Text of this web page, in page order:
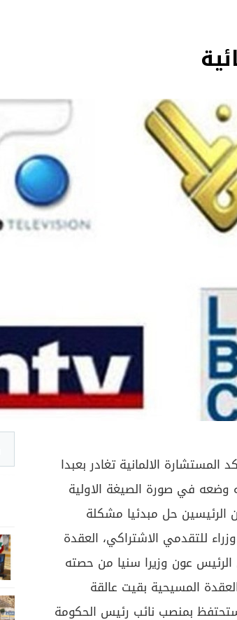
الالمانية تغادر بعبدا
وضعه في صورة الصيغة الاولية
الرئيسين حل مبدئيا مشكلة
للتقدمي الاشتراكي، العقدة
عون وزيرا سنيا من حصته
المسيحية بقيت عالقة
ستحتفظ بمنصب نائب رئيس الحكومة